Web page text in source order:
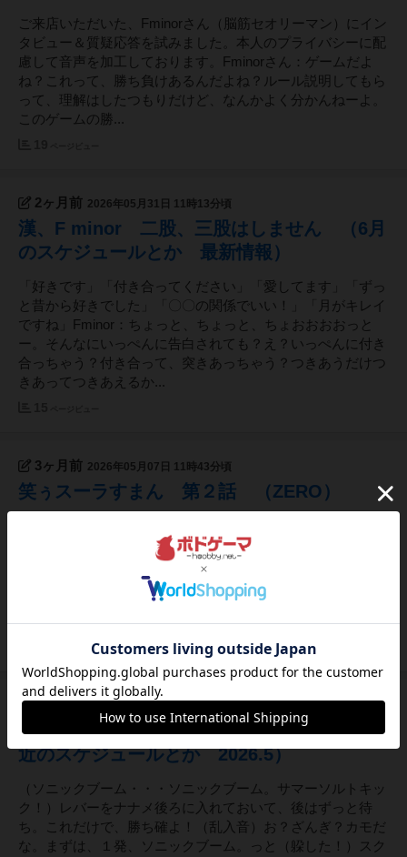
ご来店いただいた、Fminorさん（脳筋セオリーマン）にイン
タビュー＆質疑応答を試みました。本人のプライバシーに配
慮して音声を加工しております。Fminorさん：ゲームだよ
ね？これって、勝ち負けあるんだよね？ルール説明してもら
って、理解はしたつもりだけど、なんかよく分かんねーよ。
このゲームの勝...
2ヶ月前 2026年05月31日 11時13分頃
漢、F minor 二股、三股はしません （6月
のスケジュールとか 最新情報）
「好きです」「付き合ってください」「愛してます」「ずっ
と昔から好きでした」「〇〇の関係でいい！」「月がキレイ
ですね」Fminor：ちょっと、ちょっと、ちょおおおおっと
ー。そんなにいっぺんに告白されても？え？いっぺんに付き
合っちゃう？付き合って、突きあっちゃう？つきあうだけつ
きあってつきあえるか...
3ヶ月前 2026年05月07日 11時43分頃
笑ぅスーラすまん 第２話 （ZERO）
ーラすまんではございません。私の取り扱うのはボドゲ。所
謂、ボードゲームでございます。ーーーーーーーーーーーー
ーーーーーーーーーーーーーーーーーーーーーーーーーー老
いも若きも、男も女も、ココロの寂しい人ばかり、そんな皆
さんのココロの隙間をお埋...
ページビュー
4ヶ月前
ー修正版ー 井の中の豚、大海を知らず（最
近のスケジュールとか 2026.5）
（ソニックブーム・・・ソニックブーム。サマーソルトキッ
ク！）レバーをナナメ後ろに入れておいて、後はずっと待
ち。これだけで、勝ち確よ！（乱入音）お？ざんぎ？カモだ
な。まずは、１発、ソニックブーム。っと（躱した！）スク